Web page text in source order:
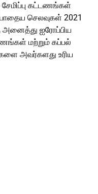
கட்டணங்கள்
செலவுகள் 2021
அனைத்து ஐரோப்பிய
மற்றும் கப்பல்
அவர்களது உரிய